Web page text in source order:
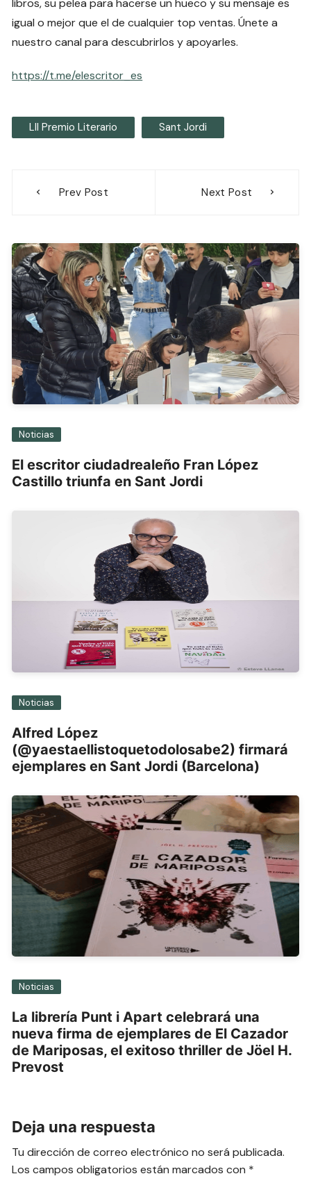
igual o mejor que el de cualquier top ventas. Únete a
nuestro canal para descubrirlos y apoyarles.
https://t.me/elescritor_es
Lll Premio Literario Sant Jordi
Prev Post Next Post
Noticias
El escritor ciudadrealeño Fran López
Castillo triunfa en Sant Jordi
Noticias
Alfred López
(@yaestaellistoquetodolosabe2) firmará
ejemplares en Sant Jordi (Barcelona)
Noticias
La librería Punt i Apart celebrará una
nueva firma de ejemplares de El Cazador
de Mariposas, el exitoso thriller de Jöel H.
Prevost
Deja una respuesta
Tu dirección de correo electrónico no será publicada.
Los campos obligatorios están marcados con *